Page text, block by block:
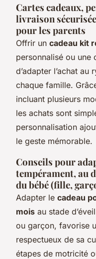
Cartes cadeaux,
livraison
pour les parents
Offrir un cadeau kit
personnalisé ou une
d’adapter l’achat au
chaque famille.
incluant plusieurs
les achats sont
personnalisation
le geste mémorable.
Conseils pour
tempérament, au
du bébé (fille,
Adapter le cadeau
mois au stade
ou garçon, favorise
respectueux de sa
étapes de motricité